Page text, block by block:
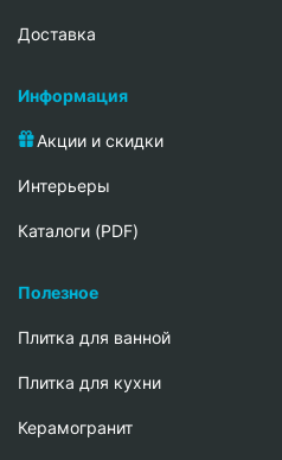
Доставка
Информация
Акции и скидки
Интерьеры
Каталоги (PDF)
Полезное
Плитка для ванной
Плитка для кухни
Керамогранит